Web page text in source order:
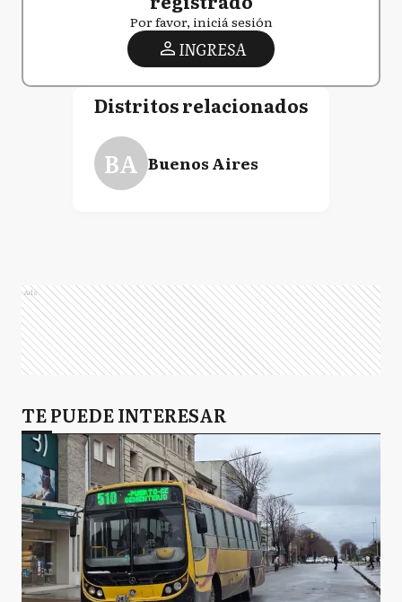
Por favor, iniciá sesión
INGRESA
Distritos relacionados
BA Buenos Aires
Ads
TE PUEDE INTERESAR